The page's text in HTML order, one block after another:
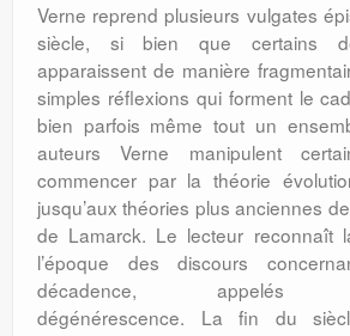
Verne reprend plusieurs vulgates
siècle, si bien que certains
apparaissent de manière
simples réflexions qui forment le
bien parfois même tout un
auteurs Verne manipulent
commencer par la théorie
jusqu’aux théories plus anciennes
de Lamarck. Le lecteur reconnaît
l’époque des discours
décadence, appelés
dégénérescence. La fin du